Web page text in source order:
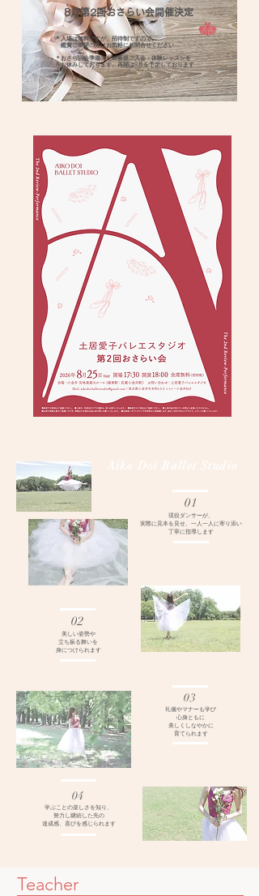
​8月第2回おさらい会開催決定
＊入場は無料ですが、招待制ですので、
​ 鑑賞ご希望の方はお気軽にお問合せください
＊おさらい会準備のため新規ご入会・体験レッスンを
お休みしております。再開は9月を予定しております
01
現役ダンサーが、
​実際に見本を見せ、一人一人に寄り添い
丁寧に指導します
02
​美しい姿勢や
立ち振る舞いを
​身につけられます
03
礼儀やマナーも学び
心身ともに
美しくしなやかに
​育てられます
04
学ぶことの楽しさを知り、
努力し継続した先の
​達成感、喜びを感じられます
Teacher